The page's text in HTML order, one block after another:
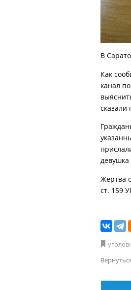
В
Как
канал
сказали
девушка
Жертва
ст. 159